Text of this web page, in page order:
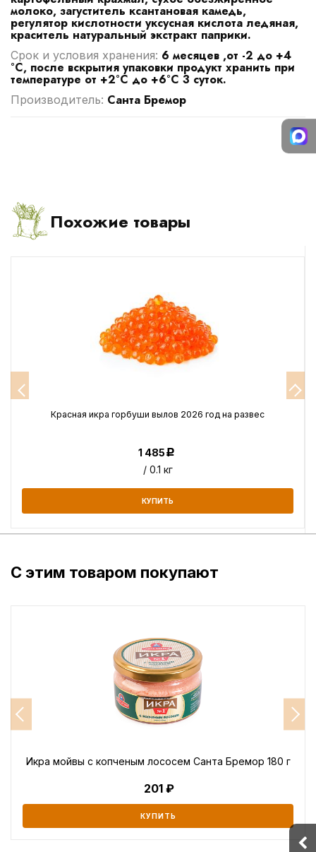
молоко, загуститель ксантановая камедь,
регулятор кислотности уксусная кислота ледяная,
краситель натуральный экстракт паприки.
Срок и условия хранения: 6 месяцев ,от -2 до +4
°C, после вскрытия упаковки продукт хранить при
температуре от +2°С до +6°C 3 суток.
Производитель: Санта Бремор
Похожие товары
Красная икра горбуши вылов 2026 год на развес
1 485Р
/ 0.1 кг
КУПИТЬ
С этим товаром покупают
Икра мойвы с копченым лососем Санта Бремор 180 г
201
КУПИТЬ